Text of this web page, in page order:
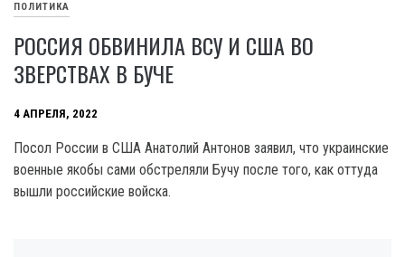
ПОЛИТИКА
РОССИЯ ОБВИНИЛА ВСУ И США ВО
ЗВЕРСТВАХ В БУЧЕ
4 АПРЕЛЯ, 2022
Посол России в США Анатолий Антонов заявил, что украинские
военные якобы сами обстреляли Бучу после того, как оттуда
вышли российские войска.